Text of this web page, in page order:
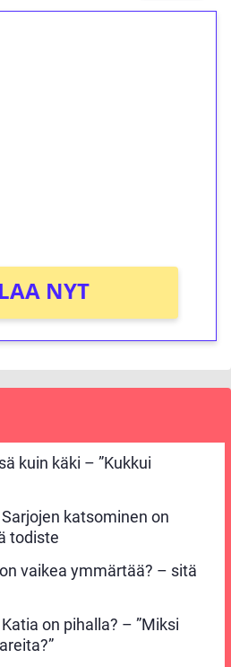
NYT
kuin käki – ”Kukkui
katsominen on
todiste
vaikea ymmärtää? – sitä
on pihalla? – ”Miksi